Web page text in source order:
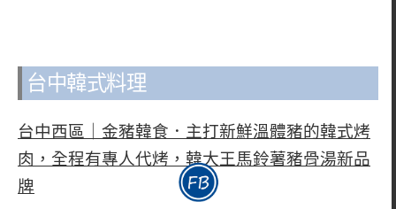
台中韓式料理
台中西區｜金豬韓食．主打新鮮溫體豬的韓式烤
肉，全程有專人代烤，韓大王馬鈴薯豬骨湯新品
牌